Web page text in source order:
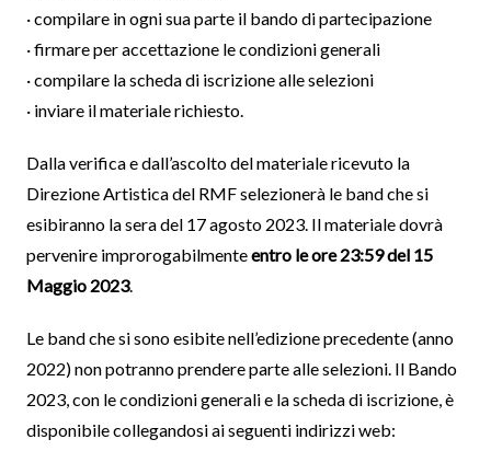
· compilare in ogni sua parte il bando di partecipazione
· firmare per accettazione le condizioni generali
· compilare la scheda di iscrizione alle selezioni
· inviare il materiale richiesto.
Dalla verifica e dall’ascolto del materiale ricevuto la
Direzione Artistica del RMF selezionerà le band che si
esibiranno la sera del 17 agosto 2023. Il materiale dovrà
pervenire improrogabilmenteentro le ore 23:59 del 15
Maggio 2023.
Le band che si sono esibite nell’edizione precedente (anno
2022) non potranno prendere parte alle selezioni. Il Bando
2023, con le condizioni generali e la scheda di iscrizione, è
disponibile collegandosi ai seguenti indirizzi web: